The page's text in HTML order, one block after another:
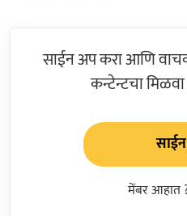
साईन अप करा आणि
कन्टेन्टचा
मेंबर आहात